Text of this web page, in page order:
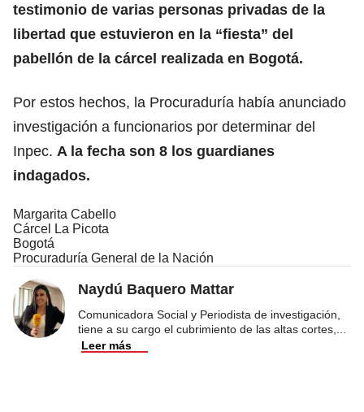
testimonio de varias personas privadas de la
libertad que estuvieron en la “fiesta” del
pabellón de la cárcel realizada en Bogotá.
Por estos hechos, la Procuraduría había anunciado
investigación a funcionarios por determinar del
Inpec. A la fecha son 8 los guardianes
indagados.
Margarita Cabello
Cárcel La Picota
Bogotá
Procuraduría General de la Nación
Naydú Baquero Mattar
Comunicadora Social y Periodista de investigación,
tiene a su cargo el cubrimiento de las altas cortes,
Leer más